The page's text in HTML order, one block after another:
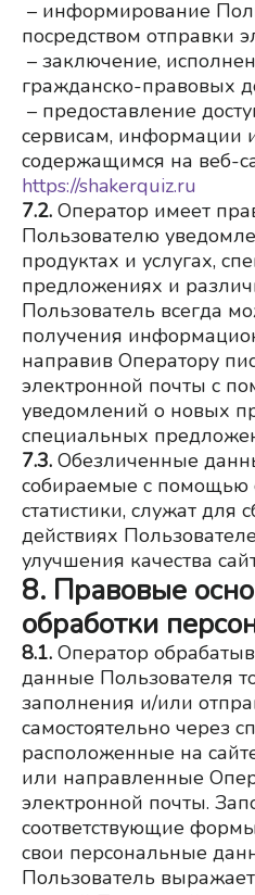
посредством отправки
гражданско-правовых
– предоставление
сервисам, информации
содержащимся на веб-
https://shakerquiz.ru
7.2. Оператор имеет
Пользователю
продуктах и услугах,
предложениях и
Пользователь всегда
получения
направив Оператору
электронной почты с
уведомлений о новых
специальных
7.3. Обезличенные
собираемые с помощью
статистики, служат
действиях
улучшения качества
8. Правовые
обработки
8.1. Оператор
данные Пользователя
заполнения и/или
самостоятельно через
расположенные на
или направленные
электронной почты.
соответствующие
свои персональные
Пользователь выражает